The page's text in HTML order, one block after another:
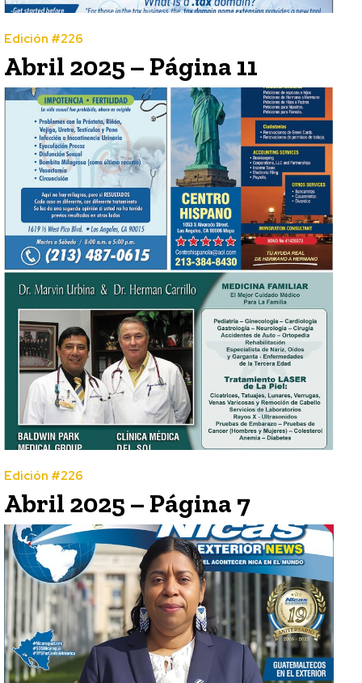
Edición #226
Abril 2025 – Página 11
Edición #226
Abril 2025 – Página 7